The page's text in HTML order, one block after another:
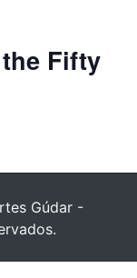
Fifty
Gúdar -